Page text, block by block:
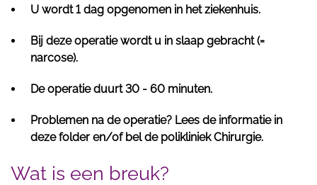
U wordt 1 dag opgenomen in het ziekenhuis.
Bij deze operatie wordt u in slaap gebracht (=
narcose).
De operatie duurt 30 - 60 minuten.
Problemen na de operatie? Lees de informatie in
deze folder en/of bel de polikliniek Chirurgie.
Wat is een breuk?